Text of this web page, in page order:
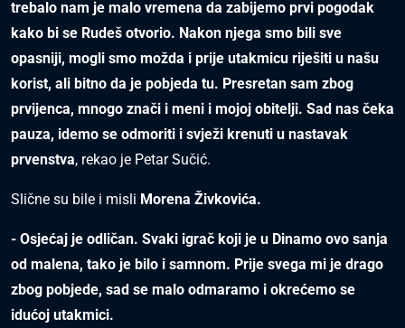
trebalo nam je malo vremena da zabijemo prvi pogodak
kako bi se Rudeš otvorio. Nakon njega smo bili sve
opasniji, mogli smo možda i prije utakmicu riješiti u našu
korist, ali bitno da je pobjeda tu. Presretan sam zbog
prvijenca, mnogo znači i meni i mojoj obitelji. Sad nas čeka
pauza, idemo se odmoriti i svježi krenuti u nastavak
prvenstva, rekao je Petar Sučić.
Slične su bile i misli Morena Živkovića.
- Osjećaj je odličan. Svaki igrač koji je u Dinamo ovo sanja
od malena, tako je bilo i samnom. Prije svega mi je drago
zbog pobjede, sad se malo odmaramo i okrećemo se
idućoj utakmici.